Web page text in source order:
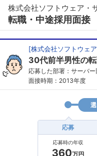
株式会社ソフトウェア・
転職・中途採用面接
[株式会社ソフトウェ
30代前半男性の
応募した部署：サーバー
面接時期：2013年度
応募
応募時の年収
360万円